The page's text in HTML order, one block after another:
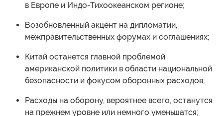
в Европе и Индо-Тихоокеанском регионе;
Возобновленный акцент на дипломатии,
межправительственных форумах и соглашениях;
Китай останется главной проблемой
американской политики в области национальной
безопасности и фокусом оборонных расходов;
Расходы на оборону, вероятнее всего, останутся
на прежнем уровне или немного уменьшатся;